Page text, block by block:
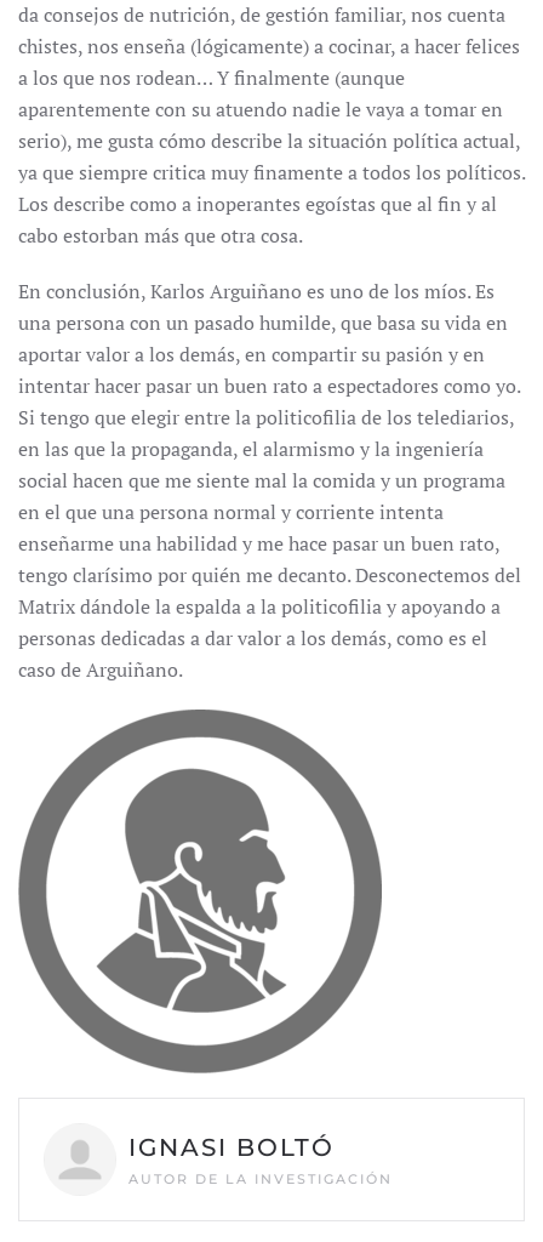
da consejos de nutrición, de gestión familiar, nos cuenta
chistes, nos enseña (lógicamente) a cocinar, a hacer felices
a los que nos rodean… Y finalmente (aunque
aparentemente con su atuendo nadie le vaya a tomar en
serio), me gusta cómo describe la situación política actual,
ya que siempre critica muy finamente a todos los políticos.
Los describe como a inoperantes egoístas que al fin y al
cabo estorban más que otra cosa.
En conclusión, Karlos Arguiñano es uno de los míos. Es
una persona con un pasado humilde, que basa su vida en
aportar valor a los demás, en compartir su pasión y en
intentar hacer pasar un buen rato a espectadores como yo.
Si tengo que elegir entre la politicofilia de los telediarios,
en las que la propaganda, el alarmismo y la ingeniería
social hacen que me siente mal la comida y un programa
en el que una persona normal y corriente intenta
enseñarme una habilidad y me hace pasar un buen rato,
tengo clarísimo por quién me decanto. Desconectemos del
Matrix dándole la espalda a la politicofilia y apoyando a
personas dedicadas a dar valor a los demás, como es el
caso de Arguiñano.
IGNASI BOLTÓ
AUTOR DE LA INVESTIGACIÓN